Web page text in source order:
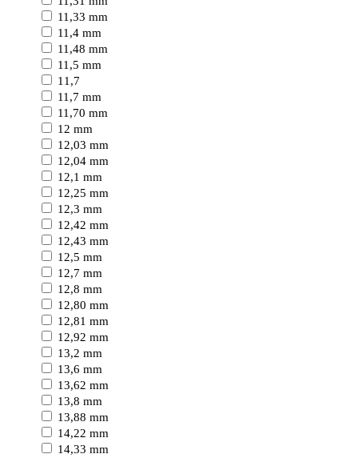
11,33 mm
11,4 mm
11,48 mm
11,5 mm
11,7
11,7 mm
11,70 mm
12 mm
12,03 mm
12,04 mm
12,1 mm
12,25 mm
12,3 mm
12,42 mm
12,43 mm
12,5 mm
12,7 mm
12,8 mm
12,80 mm
12,81 mm
12,92 mm
13,2 mm
13,6 mm
13,62 mm
13,8 mm
13,88 mm
14,22 mm
14,33 mm